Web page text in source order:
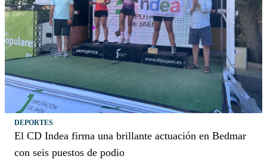
DEPORTES
El CD Indea firma una brillante actuación en Bedmar
con seis puestos de podio